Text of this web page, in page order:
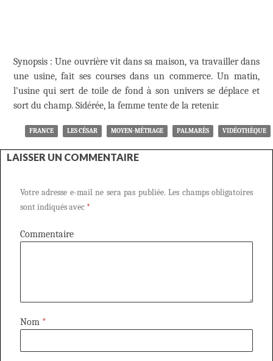
Synopsis : Une ouvrière vit dans sa maison, va travailler dans
une usine, fait ses courses dans un commerce. Un matin,
l’usine qui sert de toile de fond à son univers se déplace et
sort du champ. Sidérée, la femme tente de la retenir.
FRANCE LES CÉSAR MOYEN-MÉTRAGE PALMARÈS VIDÉOTHÈQUE
LAISSER UN COMMENTAIRE
Votre adresse e-mail ne sera pas publiée. Les champs obligatoires
sont indiqués avec *
Commentaire
Nom *